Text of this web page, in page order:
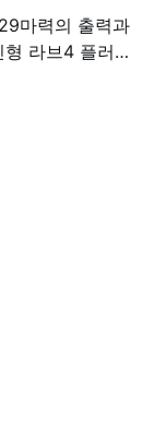
마력의 출력과
라브4 플러그
상 주행할 수 있